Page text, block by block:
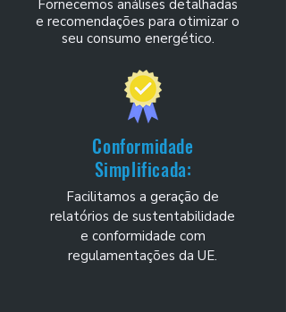
Fornecemos análises detalhadas
e recomendações para otimizar o
seu consumo energético.
Conformidade
Simplificada:
Facilitamos a geração de
relatórios de sustentabilidade
e conformidade com
regulamentações da UE.